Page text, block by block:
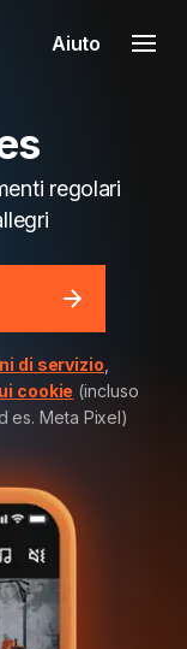
Aiuto
regolari
di servizio
cookie (incluso
es. Meta Pixel)